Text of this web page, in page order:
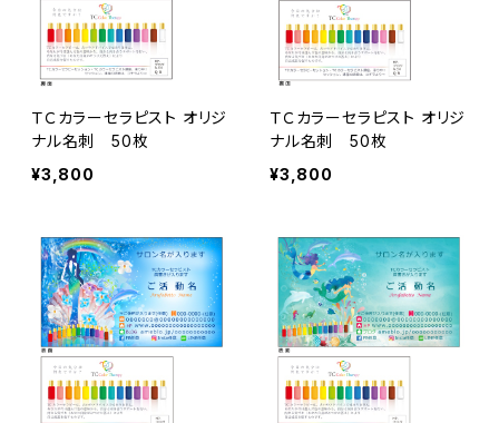
ＴＣカラーセラピスト オリジ
ナル名刺 50枚
¥3,800
ＴＣカラーセラピスト オリジ
ナル名刺 50枚
¥3,800